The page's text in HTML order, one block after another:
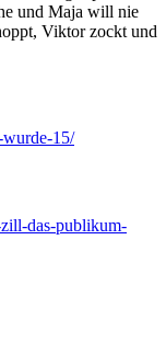
und Maja will nie
Viktor zockt und
wurde-15/
das-publikum-